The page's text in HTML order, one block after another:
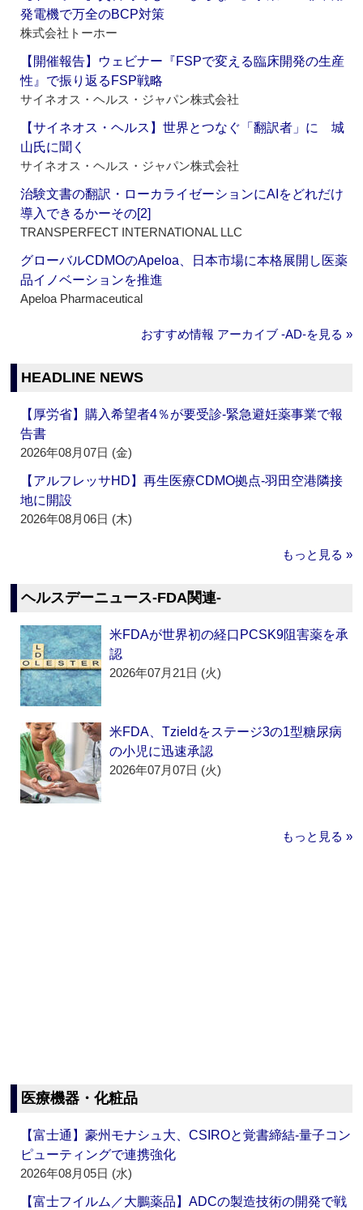
発電機で万全のBCP対策
株式会社トーホー
【開催報告】ウェビナー『FSPで変える臨床開発の生産
性』で振り返るFSP戦略
サイネオス・ヘルス・ジャパン株式会社
【サイネオス・ヘルス】世界とつなぐ「翻訳者」に 城
山氏に聞く
サイネオス・ヘルス・ジャパン株式会社
治験文書の翻訳・ローカライゼーションにAIをどれだけ
導入できるかーその[2]
TRANSPERFECT INTERNATIONAL LLC
グローバルCDMOのApeloa、日本市場に本格展開し医薬
品イノベーションを推進
Apeloa Pharmaceutical
おすすめ情報 アーカイブ ‐AD‐を見る »
HEADLINE NEWS
【厚労省】購入希望者4％が要受診‐緊急避妊薬事業で報
告書
2026年08月07日 (金)
【アルフレッサHD】再生医療CDMO拠点‐羽田空港隣接
地に開設
2026年08月06日 (木)
もっと見る »
ヘルスデーニュース‐FDA関連‐
米FDAが世界初の経口PCSK9阻害薬を承
認
2026年07月21日 (火)
米FDA、Tzieldをステージ3の1型糖尿病
の小児に迅速承認
2026年07月07日 (火)
もっと見る »
医療機器・化粧品
【富士通】豪州モナシュ大、CSIROと覚書締結‐量子コン
ピューティングで連携強化
2026年08月05日 (水)
【富士フイルム／大鵬薬品】ADCの製造技術の開発で戦